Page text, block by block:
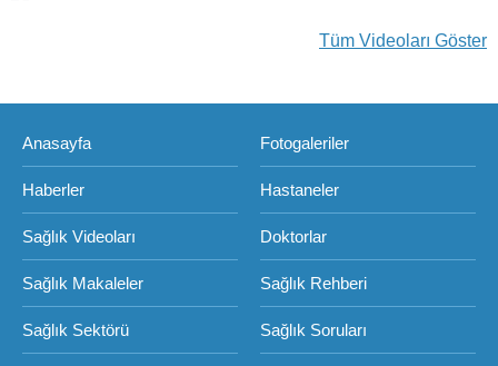
Tüm Videoları Göster
Anasayfa Fotogaleriler
Haberler Hastaneler
Sağlık Videoları Doktorlar
Sağlık Makaleler Sağlık Rehberi
Sağlık Sektörü Sağlık Soruları